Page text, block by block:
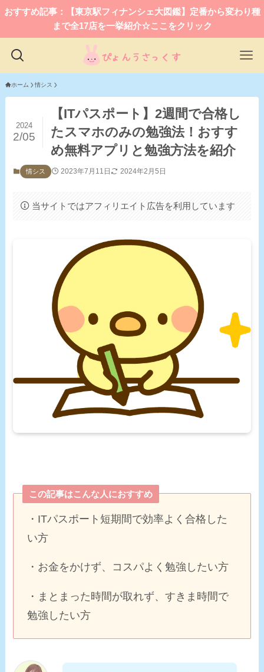
おすすめ記事：【東京駅フィナンシェ大図鑑】定番から変わり種
まで全17店を一挙紹介☆ここをクリック
ホーム 情シス
【ITパスポート】2週間で合格し
たスマホのみの勉強法！おすす
め無料アプリと勉強方法を紹介
2024
2/05
情シス 2023年7月11日 2024年2月5日
当サイトではアフィリエイト広告を利用しています
この記事はこんな人におすすめ
・ITパスポート短期間で効率よく合格した
い方
・お金をかけず、コスパよく勉強したい方
・まとまった時間が取れず、すきま時間で
勉強したい方